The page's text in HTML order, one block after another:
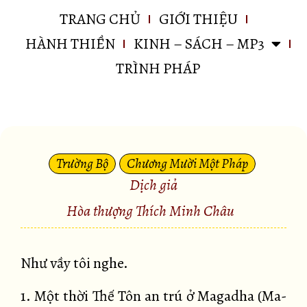
TRANG CHỦ
GIỚI THIỆU
HÀNH THIỀN
KINH – SÁCH – MP3
TRÌNH PHÁP
Trường Bộ Chương Mười Một Pháp
Dịch giả
Hòa thượng Thích Minh Châu
Như vầy tôi nghe.
1. Một thời Thế Tôn an trú ở Magadha (Ma-